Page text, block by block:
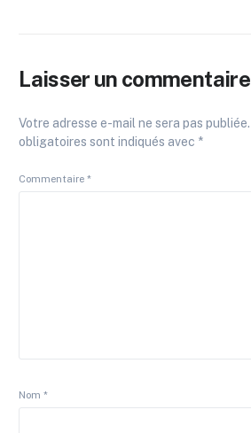
Laisser un commentaire
Votre adresse e-mail ne sera pas publiée.
obligatoires sont indiqués avec *
Commentaire*
Nom*